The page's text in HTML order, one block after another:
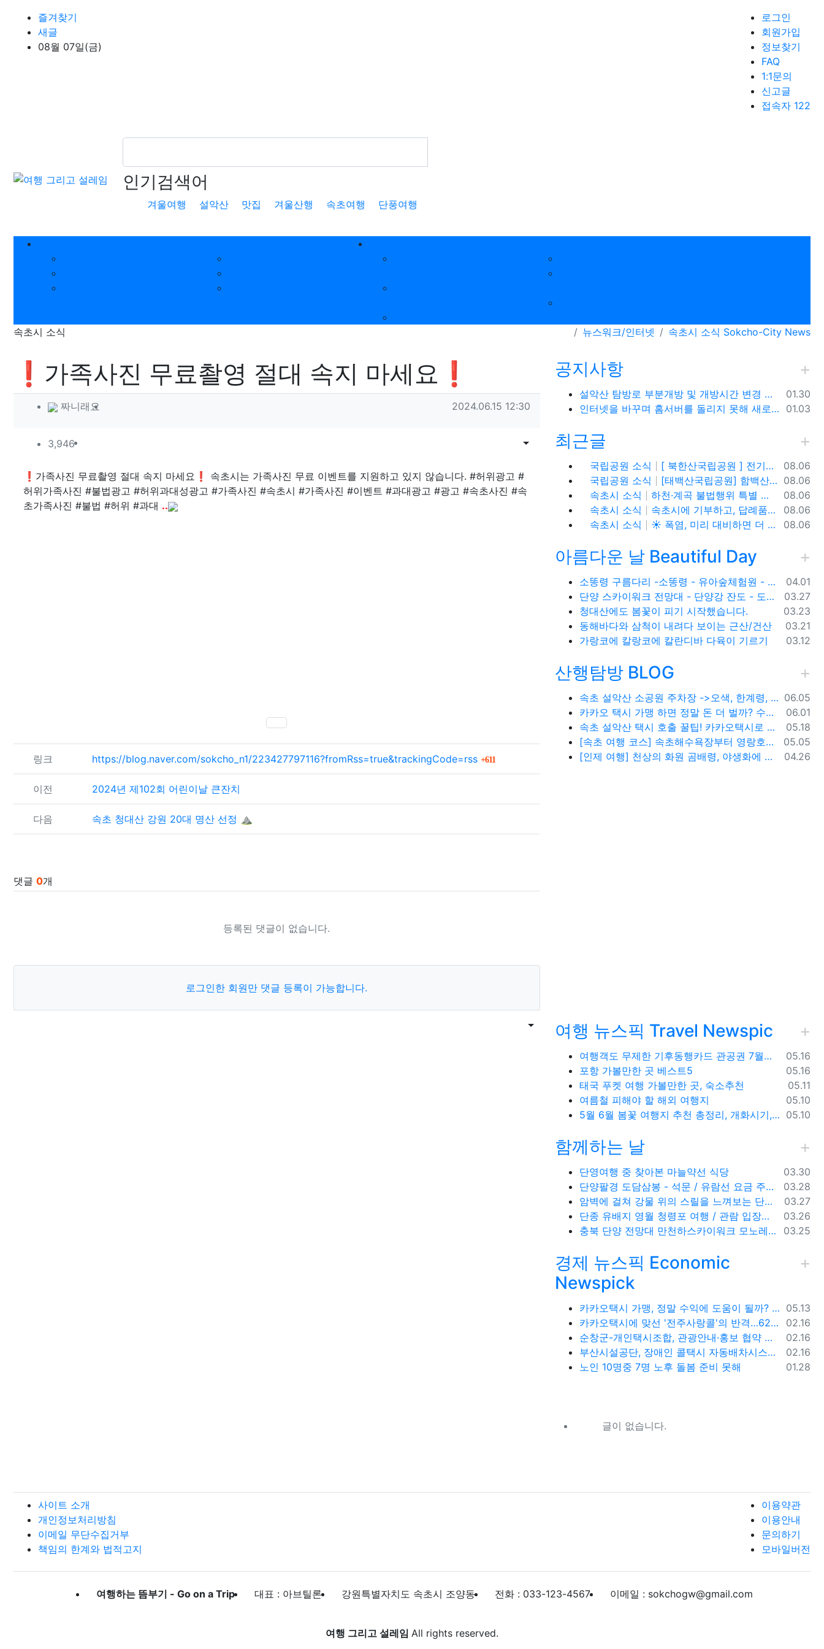
상단 네비
즐겨찾기
새글
08월 07일(금)
로그인
회원가입
정보찾기
FAQ
1:1문의
신고글
접속자 122
인기검색어
겨울여행 설악산 맛집 겨울산행 속초여행 단풍여행
메인 메뉴
속초시 소식 뉴스워크/인터넷 속초시 소식 Sokcho-City News
❗가족사진 무료촬영 절대 속지 마세요❗
작성자 정보
짜니래요 작성일
2024.06.15 12:30
컨텐츠 정보
3,946조회 목록게시물 옵션
본문
❗가족사진 무료촬영 절대 속지 마세요❗ 속초시는 가족사진 무료 이벤트를 지원하고 있지 않습니다. #허위광고 #
허위가족사진 #불법광고 #허위과대성광고 #가족사진 #속초시 #가족사진 #이벤트 #과대광고 #광고 #속초사진 #속
초가족사진 #불법 #허위 #과대 ..
SNS 공유
관련자료
링크 https://blog.naver.com/sokcho_n1/223427797116?fromRss=true&trackingCode=rss 611
이전 2024년 제102회 어린이날 큰잔치
다음 속초 청대산 강원 20대 명산 선정 ⛰
댓글 0개
등록된 댓글이 없습니다.
로그인한 회원만 댓글 등록이 가능합니다.
목록게시물 옵션
공지사항
등록일
01.30
설악산 탐방로 부분개방 및 개방시간 변경 안내(1.26.(금), 04:00 기준)
등록일
01.03
인터넷을 바꾸며 홈서버를 돌리지 못해 새로 시작합니다.
최근글
등록일
08.06
국립공원 소식
[ 북한산국립공원 ] 전기차,수소차 등 무공해차량만 이용할 수 있는100% 친환경 야영장 - 북한산 사기막야영장
등록일
08.06
국립공원 소식
[태백산국립공원] 함백산, 운무가 가득한 싱그러운 풍경 속을 걷다
등록일
08.06
속초시 소식
하천·계곡 불법행위 특별 단속기간 운영
등록일
08.06
속초시 소식
속초시에 기부하고, 답례품도 1+1으로 받아가세요!
등록일
08.06
속초시 소식 ☀️ 폭염, 미리 대비하면 더 안전합니다!
아름다운 날 Beautiful Day
등록일
04.01
소똥령 구름다리 -소똥령 - 유아숲체험원 - 장신유원지 / 캠핑장
등록일
03.27
단양 스카이워크 전망대 - 단양강 잔도 - 도담삼봉 / 석문 - 영월 청령포 입장료 주차료
등록일
03.23
청대산에도 봄꽃이 피기 시작했습니다.
등록일
03.21
동해바다와 삼척이 내려다 보이는 근산/건산
등록일
03.12
가랑코에 칼랑코에 칼란디바 다육이 기르기
산행탐방 BLOG
등록일
06.05
속초 설악산 소공원 주차장 ->오색, 한계령, 남교리, 백담사 용대리 택시 예약 방법
등록일
06.01
카카오 택시 가맹 하면 정말 돈 더 벌까? 수수료 대비 수익 분석과 비가맹의 영리한 선택
등록일
05.18
속초 설악산 택시 호출 꿀팁! 카카오택시로 빠르고 편하게 이용하는 방법
등록일
05.05
[속초 여행 코스] 속초해수욕장부터 영랑호까지, 꼭 가봐야 할 BEST 5
등록일
04.26
[인제 여행] 천상의 화원 곰배령, 야생화에 물들다 (예약 및 코스 팁)
여행 뉴스픽 Travel Newspic
등록일
05.16
여행객도 무제한 기후동행카드 관공권 7월출시
등록일
05.16
포항 가볼만한 곳 베스트5
등록일
05.11
태국 푸켓 여행 가볼만한 곳, 숙소추천
등록일
05.10
여름철 피해야 할 해외 여행지
등록일
05.10
5월 6월 봄꽃 여행지 추천 총정리, 개화시기, 지도공유
함께하는 날
등록일
03.30
단영여행 중 찾아본 마늘약선 식당
등록일
03.28
단양팔경 도담삼봉 - 석문 / 유람선 요금 주차비
등록일
03.27
암벽에 걸쳐 강물 위의 스릴을 느껴보는 단양 잔도길
등록일
03.26
단종 유배지 영월 청령포 여행 / 관람 입장료 주차장
등록일
03.25
충북 단양 전망대 만천하스카이워크 모노레일 주차장 여행코스
경제 뉴스픽 Economic
Newspick
등록일
05.13
카카오택시 가맹, 정말 수익에 도움이 될까? '봉이 김선달'식 수수료의 진실
등록일
02.16
카카오택시에 맞선 '전주사랑콜'의 반격…62% 가입해 순항
등록일
02.16
순창군-개인택시조합, 관광안내·홍보 협약 체결
등록일
02.16
부산시설공단, 장애인 콜택시 자동배차시스템 시범 운영
등록일
01.28
노인 10명중 7명 노후 돌봄 준비 못해
글이 없습니다.
사이트 소개
개인정보처리방침
이메일 무단수집거부
책임의 한계와 법적고지
이용약관
이용안내
문의하기
모바일버전
여행하는 뜸부기 - Go on a Trip 대표 : 아브틸론 강원특별자치도 속초시 조양동 전화 : 033-123-4567 이메일 : sokchogw@gmail.com
여행 그리고 설레임 All rights reserved.